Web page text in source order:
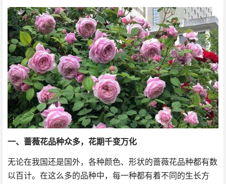
一、蔷薇花品种众多，花期千变万化
无论在我国还是国外，各种颜色、形状的蔷薇花品种都有数
以百计。在这么多的品种中，每一种都有着不同的生长方